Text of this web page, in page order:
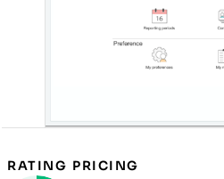
RATING PRICING